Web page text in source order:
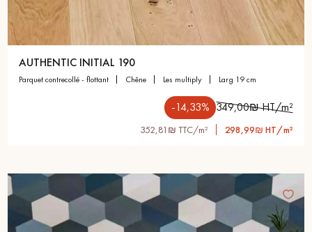
AUTHENTIC INITIAL 190
parquet contrecollé - flottant chêne les multiply larg 19 cm
-14,33% 349,00₪ HT/m²
352,81₪ TTC/m² 298,99₪ HT/m²